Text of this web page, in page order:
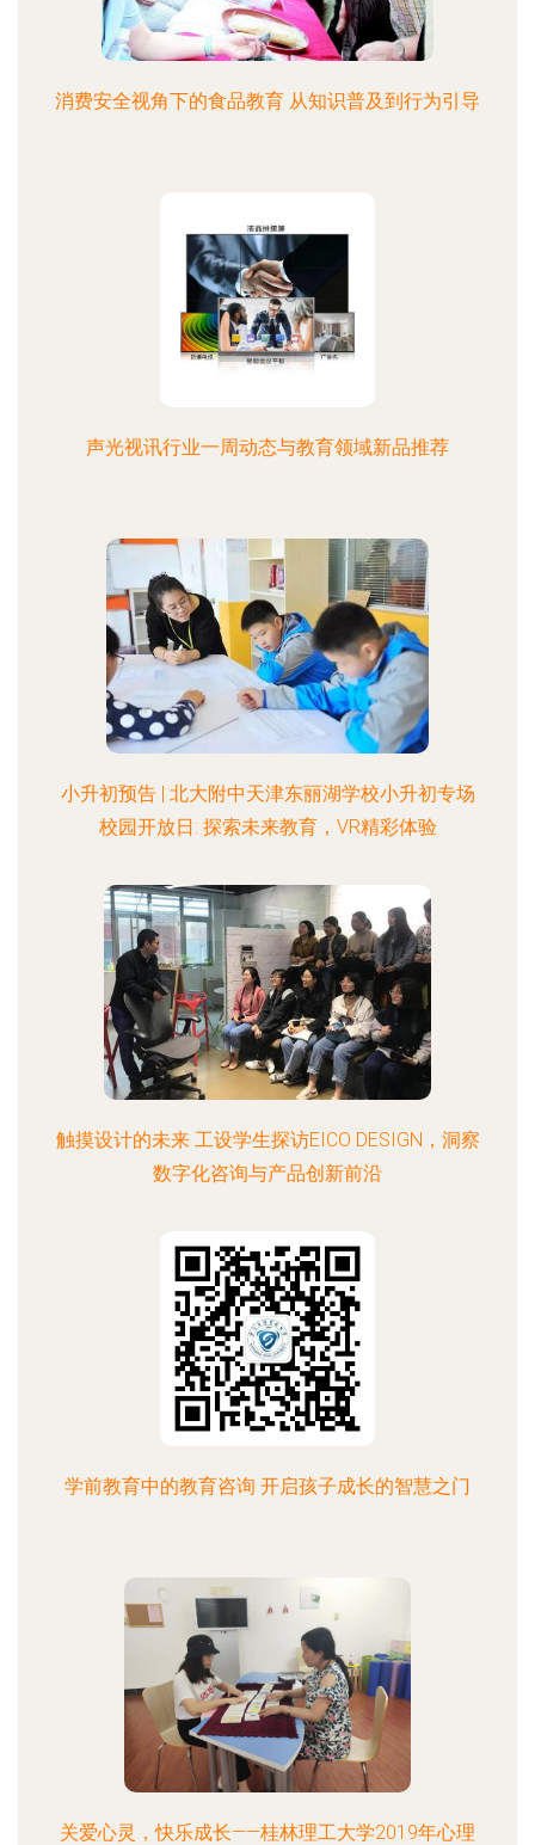
消费安全视角下的食品教育 从知识普及到行为引导
声光视讯行业一周动态与教育领域新品推荐
小升初预告 | 北大附中天津东丽湖学校小升初专场
校园开放日: 探索未来教育，VR精彩体验
触摸设计的未来 工设学生探访EICO DESIGN，洞察
数字化咨询与产品创新前沿
学前教育中的教育咨询 开启孩子成长的智慧之门
关爱心灵，快乐成长——桂林理工大学2019年心理